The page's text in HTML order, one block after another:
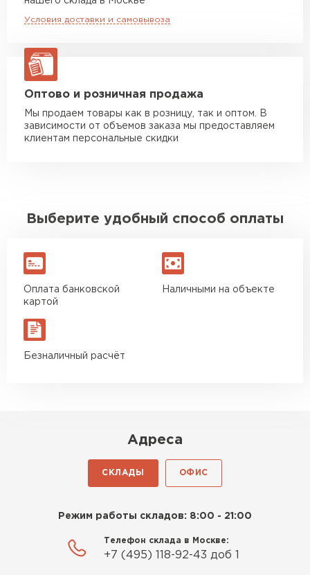
макс. длина груза 8 м
макс. длина груза 13,5 м
ЗАКАЗАТЬ С ДОСТАВКОЙ
Условия доставки и самовывоза
Оптово и розничная продажа
Мы продаем товары как в розницу, так и оптом. В
зависимости от объемов заказа мы предоставляем
клиентам персональные скидки
Выберите удобный способ оплаты
Оплата банковской
картой
Наличными на объекте
Безналичный расчёт
Адреса
СКЛАДЫ ОФИС
Режим работы складов: 8:00 - 21:00
Телефон склада в Москве:
+7 (495) 118-92-43 доб 1